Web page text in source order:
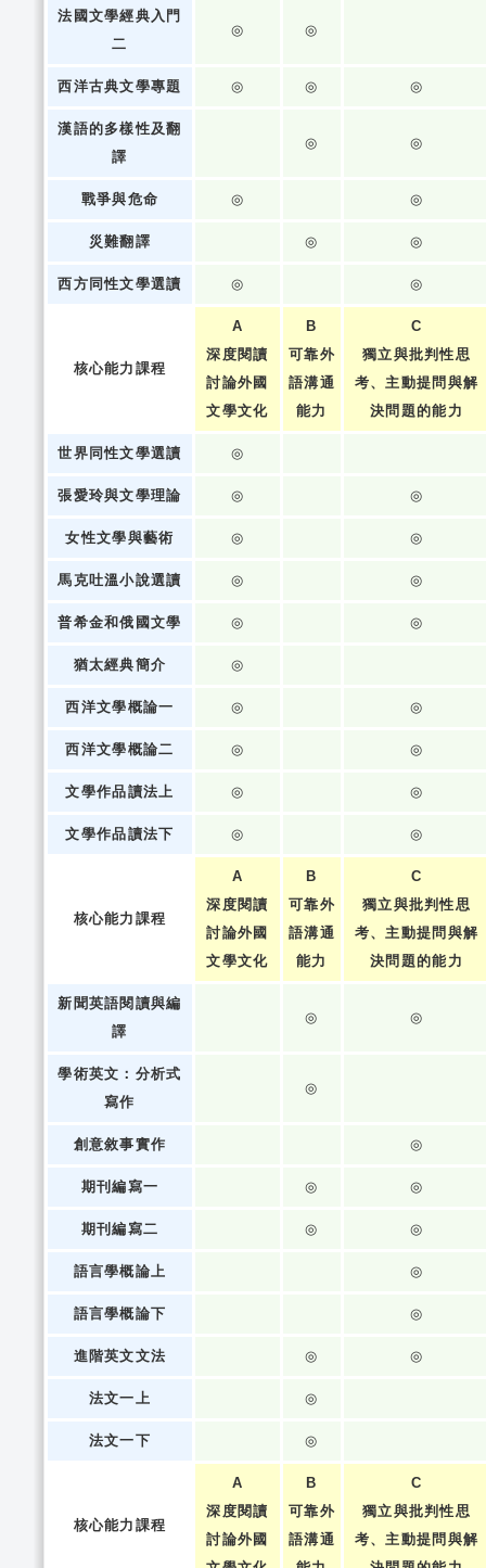
法國文學經典入門
二
◎ ◎
西洋古典文學專題 ◎ ◎ ◎
漢語的多樣性及翻
譯
◎ ◎
戰爭與危命 ◎ ◎
災難翻譯 ◎ ◎
西方同性文學選讀 ◎ ◎
核心能力課程
A
深度閱讀
討論外國
文學文化
B
可靠外
語溝通
能力
C
獨立與批判性思
考、主動提問與解
決問題的能力
世界同性文學選讀 ◎
張愛玲與文學理論 ◎ ◎
女性文學與藝術 ◎ ◎
馬克吐溫小說選讀 ◎ ◎
普希金和俄國文學 ◎ ◎
猶太經典簡介 ◎
西洋文學概論一 ◎ ◎
西洋文學概論二 ◎ ◎
文學作品讀法上 ◎ ◎
文學作品讀法下 ◎ ◎
核心能力課程
A
深度閱讀
討論外國
文學文化
B
可靠外
語溝通
能力
C
獨立與批判性思
考、主動提問與解
決問題的能力
新聞英語閱讀與編
譯
◎ ◎
學術英文：分析式
寫作
◎
創意敘事實作 ◎
期刊編寫一 ◎ ◎
期刊編寫二 ◎ ◎
語言學概論上 ◎
語言學概論下 ◎
進階英文文法 ◎ ◎
法文一上 ◎
法文一下 ◎
核心能力課程
A
深度閱讀
討論外國
B
可靠外
語溝通
C
獨立與批判性思
考、主動提問與解